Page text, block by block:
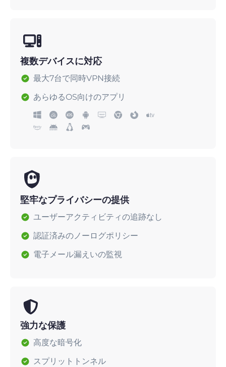
複数デバイスに対応
最大7台で同時VPN接続
あらゆるOS向けのアプリ
堅牢なプライバシーの提供
ユーザーアクティビティの追跡なし
認証済みのノーログポリシー
電子メール漏えいの監視
強力な保護
高度な暗号化
スプリットトンネル